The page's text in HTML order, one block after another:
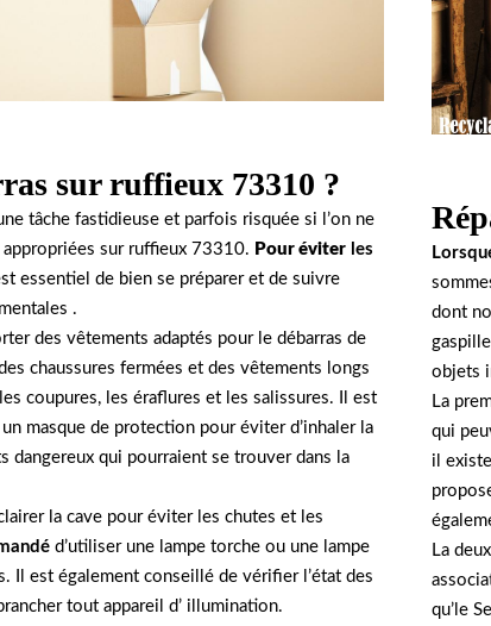
sur ruffieux 73310 ?
tâche fastidieuse et parfois risquée si l’on ne
sur ruffieux 73310. Pour éviter les
essentiel de bien se préparer et de suivre
.
des vêtements adaptés pour le débarras de
chaussures fermées et des vêtements longs
coupures, les éraflures et les salissures. Il est
masque de protection pour éviter d’inhaler la
dangereux qui pourraient se trouver dans la
la cave pour éviter les chutes et les
d’utiliser une lampe torche ou une lampe
Il est également conseillé de vérifier l’état des
tout appareil d’ illumination.
dont
objets
La
qui
il
La
qu’le